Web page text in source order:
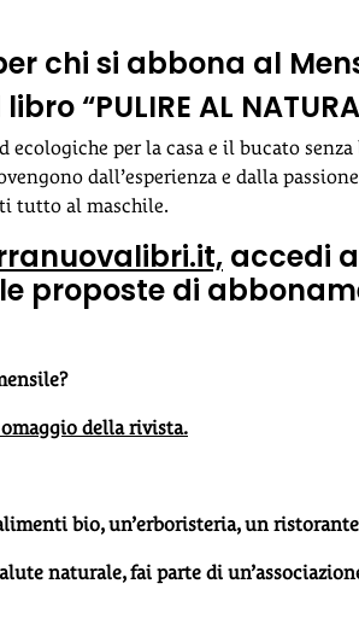
chi si abbona al
“PULIRE AL
ecologiche per la casa e il bucato
dall’esperienza e dalla
tutto al maschile.
accedi
proposte di
della rivista.
bio, un’erboristeria, un
naturale, fai parte di